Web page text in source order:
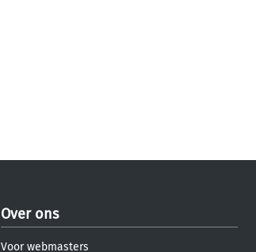
Over ons
Voor webmasters